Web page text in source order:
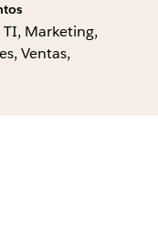
Marketing,
Ventas,